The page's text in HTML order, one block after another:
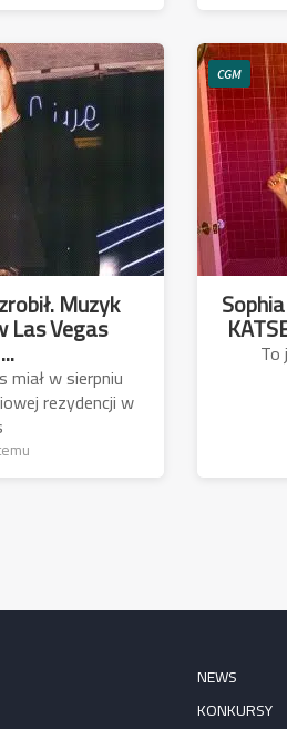
Muzyk
Las Vegas
w sierpniu
rezydencji w
CGM
To
NEWS
KONKURSY